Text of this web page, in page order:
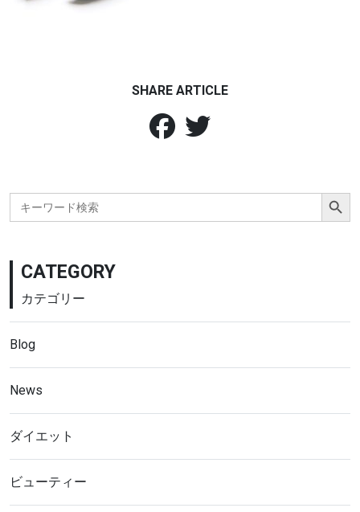
SHARE ARTICLE
Search
for:
Search Button
CATEGORY
カテゴリー
Blog
News
ダイエット
ビューティー